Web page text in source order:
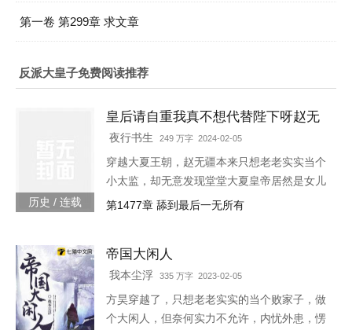
第一卷 第299章 求文章
反派大皇子免费阅读推荐
历史 / 连载
皇后请自重我真不想代替陛下呀赵无
疆轩辕靖独孤明玥
夜行书生 249 万字 2024-02-05
穿越大夏王朝，赵无疆本来只想老老实实当个
小太监，却无意发现堂堂大夏皇帝居然是女儿
身！“大胆奴才，竟然还没净身，朕诛你九
“陛下，本宫来侍寝。”女皇帝情急之下连忙吹
灭灯火，“小赵子，你替朕伺候皇后，以后便是
朕的心腹！”
第1477章 舔到最后一无所有
帝国大闲人
我本尘浮 335 万字 2023-02-05
方昊穿越了，只想老老实实的当个败家子，做
个大闲人，但奈何实力不允许，内忧外患，愣